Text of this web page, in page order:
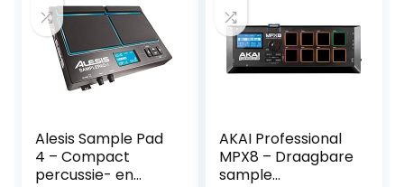
Alesis Sample Pad
4 – Compact
percussie- en
AKAI Professional
MPX8 – Draagbare
sample